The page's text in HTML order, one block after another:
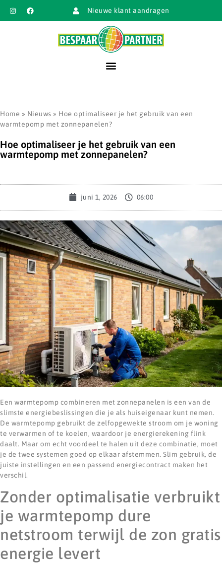
Nieuwe klant aandragen
Home » Nieuws » Hoe optimaliseer je het gebruik van een
warmtepomp met zonnepanelen?
Hoe optimaliseer je het gebruik van een
warmtepomp met zonnepanelen?
juni 1, 2026 06:00
Een warmtepomp combineren met zonnepanelen is een van de
slimste energiebeslissingen die je als huiseigenaar kunt nemen.
De warmtepomp gebruikt de zelfopgewekte stroom om je woning
te verwarmen of te koelen, waardoor je energierekening flink
daalt. Maar om echt voordeel te halen uit deze combinatie, moet
je de twee systemen goed op elkaar afstemmen. Slim gebruik, de
juiste instellingen en een passend energiecontract maken het
verschil.
Zonder optimalisatie verbruikt
je warmtepomp dure
netstroom terwijl de zon gratis
energie levert